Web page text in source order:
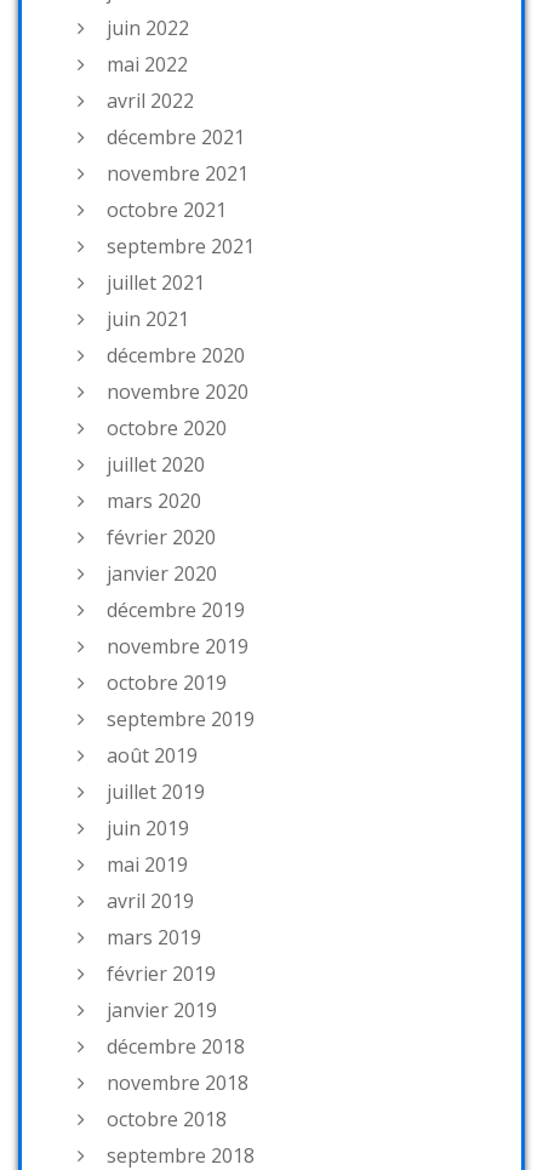
juin 2022
mai 2022
avril 2022
décembre 2021
novembre 2021
octobre 2021
septembre 2021
juillet 2021
juin 2021
décembre 2020
novembre 2020
octobre 2020
juillet 2020
mars 2020
février 2020
janvier 2020
décembre 2019
novembre 2019
octobre 2019
septembre 2019
août 2019
juillet 2019
juin 2019
mai 2019
avril 2019
mars 2019
février 2019
janvier 2019
décembre 2018
novembre 2018
octobre 2018
septembre 2018